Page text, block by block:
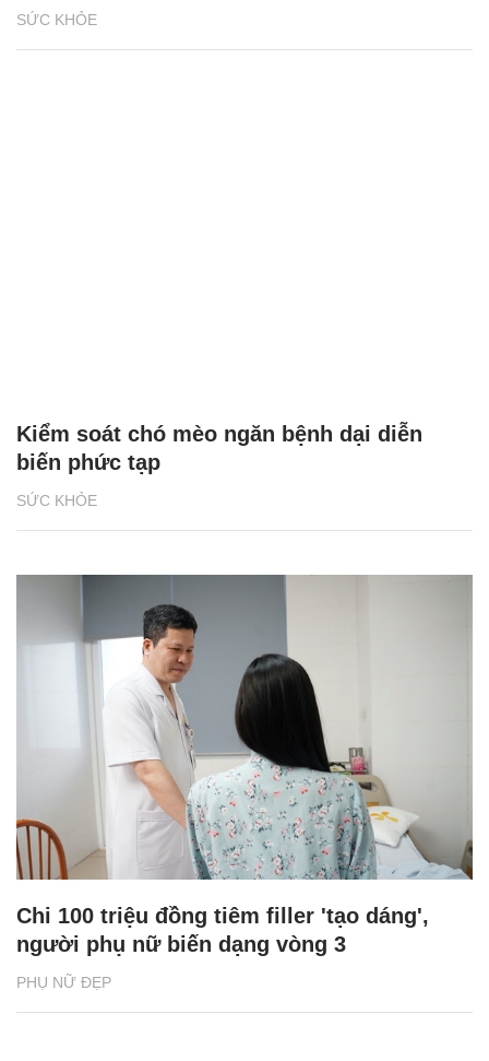
SỨC KHỎE
SỨC KHỎE
Kiểm soát chó mèo ngăn bệnh dại diễn
biến phức tạp
PHỤ NỮ ĐẸP
Chi 100 triệu đồng tiêm filler 'tạo dáng',
người phụ nữ biến dạng vòng 3